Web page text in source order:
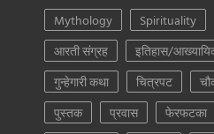
Mythology
Spirituality
आरती संग्रह
इतिहास/
गुन्हेगारी कथा
चित्रपट
पुस्तक
प्रवास फेरफटका